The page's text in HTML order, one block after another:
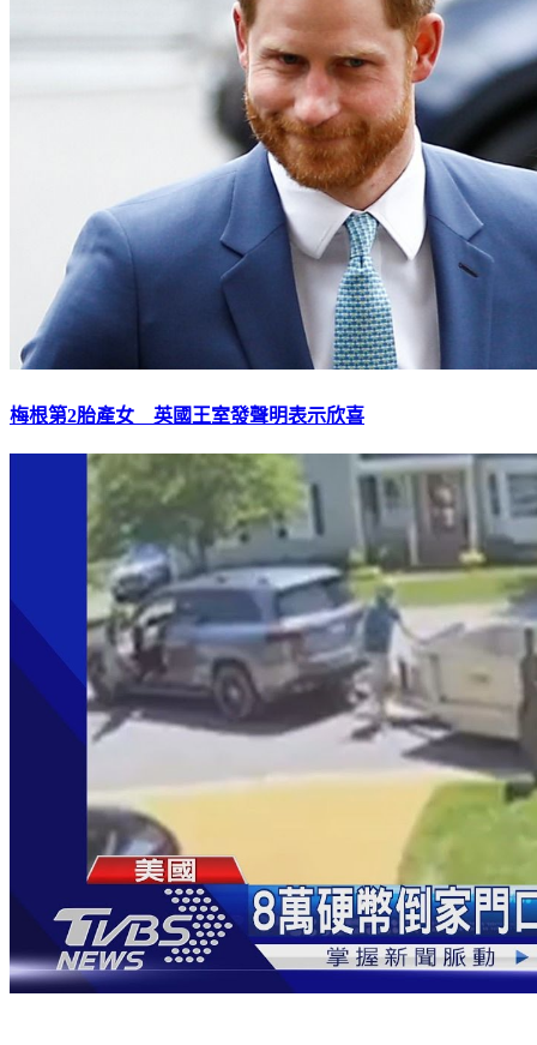
梅根第2胎產女 英國王室發聲明表示欣喜